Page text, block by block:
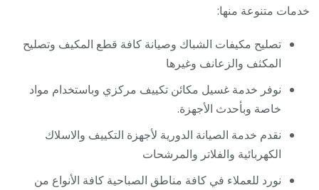
خدمات متنوعة منها:
تصليح مكيفات الشباك وصيانة كافة قطع المكيف وتصليح
المكثف والزعانف وغيرها
نوفر خدمة غسيل مكائن تكييف مركزي وباستخدام مواد
خاصة وبأحدث الأجهزة.
نقدم خدمة الصيانة الدورية لأجهزة التكييف والاسلاك
الكهربائية والفلاتر والمرشحات
نورد للعملاء في كافة مناطق الصباحية كافة الأنواع من